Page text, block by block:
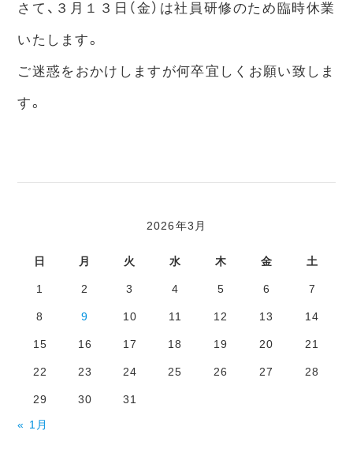
さて、３月１３日（金）は社員研修のため臨時休業
いたします。
ご迷惑をおかけしますが何卒宜しくお願い致しま
す。
2026年3月
日 月 火 水 木 金 土
1 2 3 4 5 6 7
8 9 10 11 12 13 14
15 16 17 18 19 20 21
22 23 24 25 26 27 28
29 30
31
« 1月